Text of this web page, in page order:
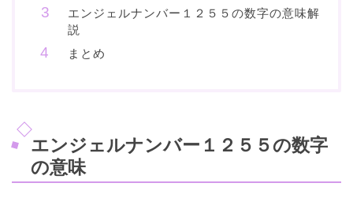
エンジェルナンバー１２５５の数字の意味解
説
まとめ
エンジェルナンバー１２５５の数字
の意味